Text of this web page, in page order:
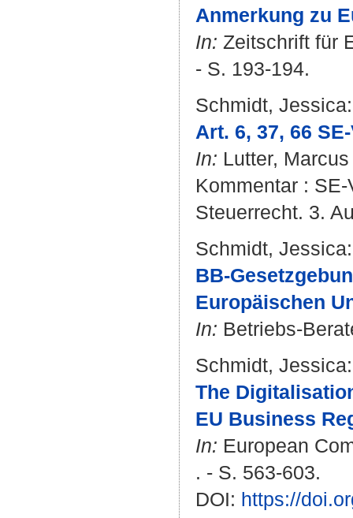
Anmerkung zu
In: Zeitschrift für
- S. 193-194.
Schmidt, Jessica:
Art. 6, 37, 66
In: Lutter, Marcus
Kommentar :
Steuerrecht. 3.
Schmidt, Jessica:
BB-
Europäischen
In: Betriebs-
Schmidt, Jessica:
The
EU Business
In: European
. - S. 563-603.
DOI: https://